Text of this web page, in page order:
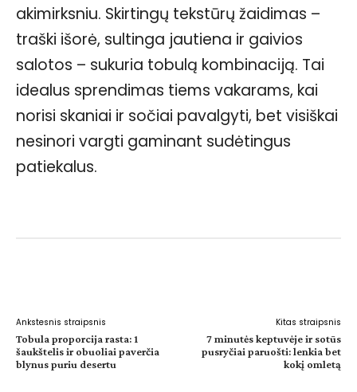
akimirksniu. Skirtingų tekstūrų žaidimas –
traški išorė, sultinga jautiena ir gaivios
salotos – sukuria tobulą kombinaciją. Tai
idealus sprendimas tiems vakarams, kai
norisi skaniai ir sočiai pavalgyti, bet visiškai
nesinori vargti gaminant sudėtingus
patiekalus.
Ankstesnis straipsnis
Tobula proporcija rasta: 1
šaukštelis ir obuoliai paverčia
blynus puriu desertu
Kitas straipsnis
7 minutės keptuvėje ir sotūs
pusryčiai paruošti: lenkia bet
kokį omletą